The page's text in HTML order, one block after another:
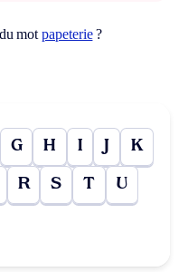
motpapeterie?
G H I J K
R S T U